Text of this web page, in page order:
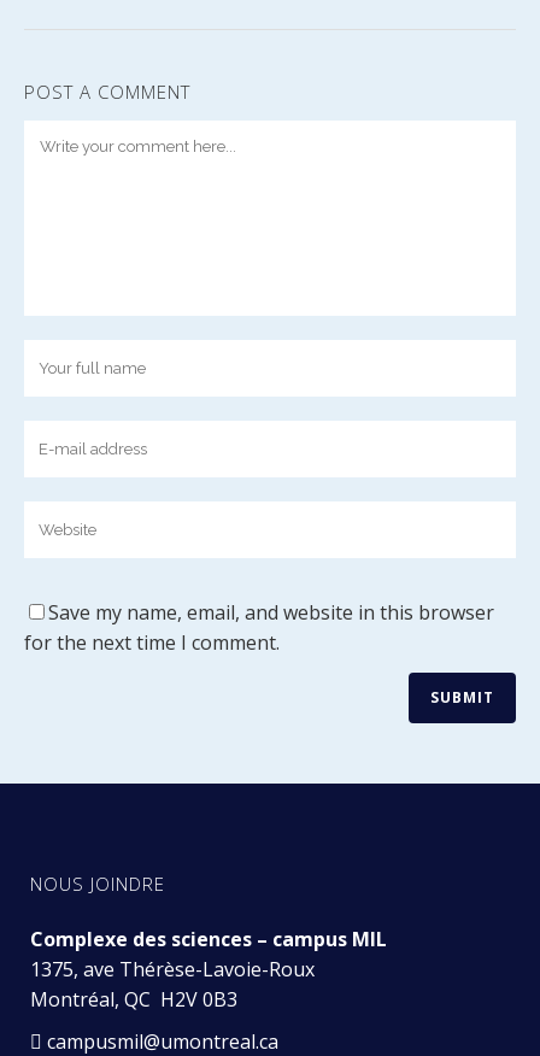
POST A COMMENT
Save my name, email, and website in this browser
for the next time I comment.
NOUS JOINDRE
Complexe des sciences – campus MIL
1375, ave Thérèse-Lavoie-Roux
Montréal, QC H2V 0B3
campusmil@umontreal.ca